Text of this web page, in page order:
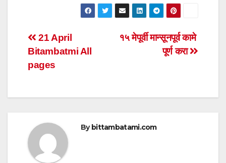
s
A
p
e
b
k
tt
ail ar
e
Post
navigation
१५ मेपूर्वी मान्सूनपूर्व कामे
पूर्ण करा
21 April
Bitambatmi All
pages
By bittambatami.com